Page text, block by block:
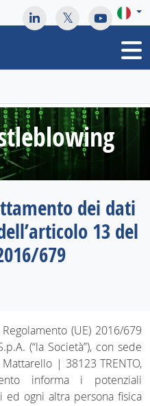
dei dati
13 del
679
(UE) 2016/679
(“la Società”), con sede
| 38123 TRENTO,
informa i potenziali
ed ogni altra persona fisica
activities? We take your
our privacy policy for details